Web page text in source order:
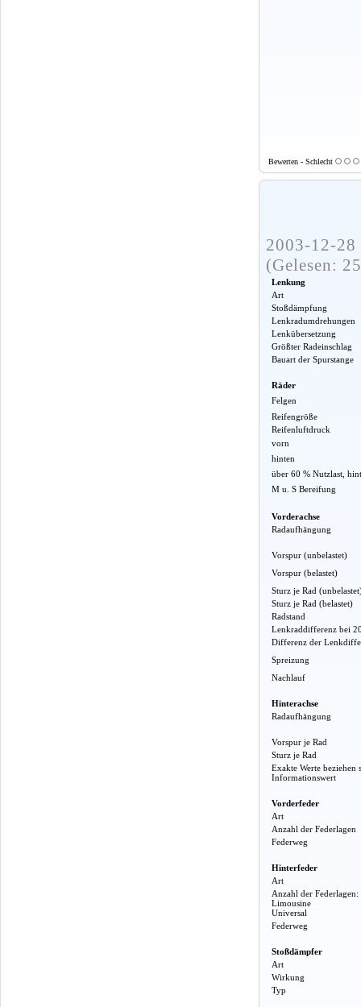
Bewerten - Schlecht
2003-12-
(Gelesen:
Lenkung
Art
Stoßdämpfung
Lenkradumdrehungen
Lenkübersetzung
Größter Radeinschlag
Bauart der Spurstange
Räder
Felgen
Reifengröße
Reifenluftdruck
vorn
hinten
über 60 % Nutzlast,
M u. S Bereifung
Vorderachse
Radaufhängung
Vorspur (unbelastet)
Vorspur (belastet)
Sturz je Rad
Sturz je Rad (belastet)
Radstand
Lenkraddifferenz bei
Differenz der
Spreizung
Nachlauf
Hinterachse
Radaufhängung
Vorspur je Rad
Sturz je Rad
Exakte Werte beziehen
Informationswert
Vorderfeder
Art
Anzahl der Federlagen
Federweg
Hinterfeder
Art
Anzahl der Federlagen:
Limousine
Universal
Federweg
Stoßdämpfer
Art
Wirkung
Typ